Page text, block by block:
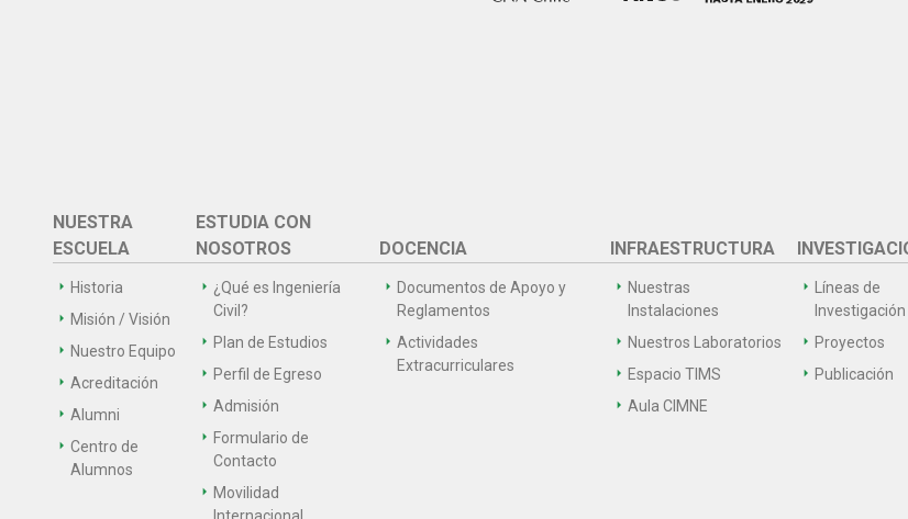
NUESTRA
ESCUELA
Historia
Misión / Visión
Nuestro Equipo
Acreditación
Alumni
Centro de
Alumnos
ESTUDIA CON
NOSOTROS
¿Qué es Ingeniería
Civil?
Plan de Estudios
Perfil de Egreso
Admisión
Formulario de
Contacto
Movilidad
DOCENCIA
Documentos de Apoyo y
Reglamentos
Actividades
Extracurriculares
INFRAESTRUCTURA
Nuestras
Instalaciones
Nuestros Laboratorios
Espacio TIMS
Aula CIMNE
Líneas de
Investigación
Proyectos
Publicación